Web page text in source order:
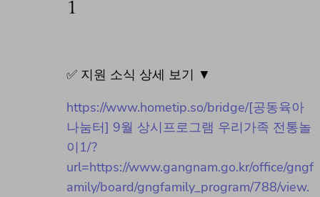
1
✅ 지원 소식 상세 보기 ▼
https://www.hometip.so/bridge/[공동육아
나눔터] 9월 상시프로그램 우리가족 전통놀
이1/?
url=https://www.gangnam.go.kr/office/gngf
amily/board/gngfamily_program/788/view.